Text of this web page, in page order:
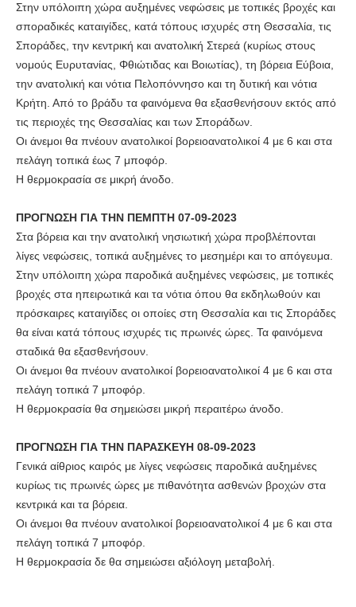
Στην υπόλοιπη χώρα αυξημένες νεφώσεις με τοπικές βροχές και
σποραδικές καταιγίδες, κατά τόπους ισχυρές στη Θεσσαλία, τις
Σποράδες, την κεντρική και ανατολική Στερεά (κυρίως στους
νομούς Ευρυτανίας, Φθιώτιδας και Βοιωτίας), τη βόρεια Εύβοια,
την ανατολική και νότια Πελοπόννησο και τη δυτική και νότια
Κρήτη. Από το βράδυ τα φαινόμενα θα εξασθενήσουν εκτός από
τις περιοχές της Θεσσαλίας και των Σποράδων.
Οι άνεμοι θα πνέουν ανατολικοί βορειοανατολικοί 4 με 6 και στα
πελάγη τοπικά έως 7 μποφόρ.
Η θερμοκρασία σε μικρή άνοδο.
ΠΡΟΓΝΩΣΗ ΓΙΑ ΤΗΝ ΠΕΜΠΤΗ 07-09-2023
Στα βόρεια και την ανατολική νησιωτική χώρα προβλέπονται
λίγες νεφώσεις, τοπικά αυξημένες το μεσημέρι και το απόγευμα.
Στην υπόλοιπη χώρα παροδικά αυξημένες νεφώσεις, με τοπικές
βροχές στα ηπειρωτικά και τα νότια όπου θα εκδηλωθούν και
πρόσκαιρες καταιγίδες οι οποίες στη Θεσσαλία και τις Σποράδες
θα είναι κατά τόπους ισχυρές τις πρωινές ώρες. Τα φαινόμενα
σταδικά θα εξασθενήσουν.
Οι άνεμοι θα πνέουν ανατολικοί βορειοανατολικοί 4 με 6 και στα
πελάγη τοπικά 7 μποφόρ.
Η θερμοκρασία θα σημειώσει μικρή περαιτέρω άνοδο.
ΠΡΟΓΝΩΣΗ ΓΙΑ ΤΗΝ ΠΑΡΑΣΚΕΥΗ 08-09-2023
Γενικά αίθριος καιρός με λίγες νεφώσεις παροδικά αυξημένες
κυρίως τις πρωινές ώρες με πιθανότητα ασθενών βροχών στα
κεντρικά και τα βόρεια.
Οι άνεμοι θα πνέουν ανατολικοί βορειοανατολικοί 4 με 6 και στα
πελάγη τοπικά 7 μποφόρ.
Η θερμοκρασία δε θα σημειώσει αξιόλογη μεταβολή.